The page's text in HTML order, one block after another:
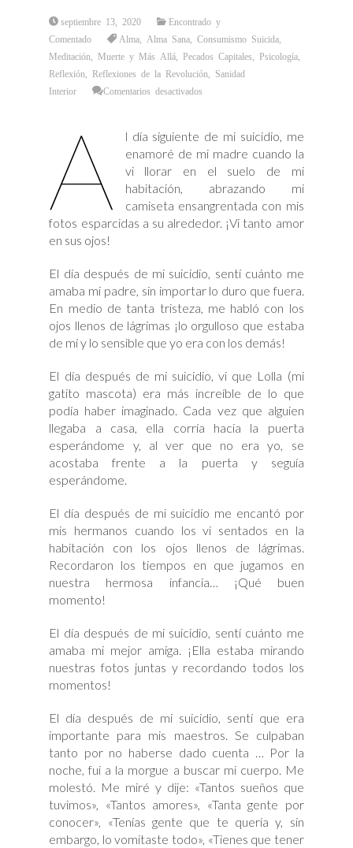
septiembre 13, 2020
Encontrado y
Comentado
Alma Alma Sana ,Consumismo Suicida
Meditación
Muerte y Más Allá Pecados Capitales Psicología
Reflexión
Reflexiones de la Revolución
Sanidad
Interior
Comentarios desactivados
Mi
Suicidio
A
l día siguiente de mi suicidio, me
enamoré de mi madre cuando la
vi llorar en el suelo de mi
habitación, abrazando mi
camiseta ensangrentada con mis
fotos esparcidas a su alrededor. ¡Vi tanto amor
en sus ojos!
El día después de mi suicidio, sentí cuánto me
amaba mi padre, sin importar lo duro que fuera.
En medio de tanta tristeza, me habló con los
ojos llenos de lágrimas ¡lo orgulloso que estaba
de mí y lo sensible que yo era con los demás!
El día después de mi suicidio, vi que Lolla (mi
gatito mascota) era más increíble de lo que
podía haber imaginado. Cada vez que alguien
llegaba a casa, ella corría hacia la puerta
esperándome y, al ver que no era yo, se
acostaba frente a la puerta y seguía
esperándome.
El día después de mi suicidio me encantó por
mis hermanos cuando los vi sentados en la
habitación con los ojos llenos de lágrimas.
Recordaron los tiempos en que jugamos en
nuestra hermosa infancia… ¡Qué buen
momento!
El día después de mi suicidio, sentí cuánto me
amaba mi mejor amiga. ¡Ella estaba mirando
nuestras fotos juntas y recordando todos los
momentos!
El día después de mi suicidio, sentí que era
importante para mis maestros. Se culpaban
tanto por no haberse dado cuenta … Por la
noche, fui a la morgue a buscar mi cuerpo. Me
molestó. Me miré y dije: «Tantos sueños que
tuvimos», «Tantos amores», «Tanta gente por
conocer», «Tenías gente que te quería y, sin
embargo, lo vomitaste todo», «Tienes que tener